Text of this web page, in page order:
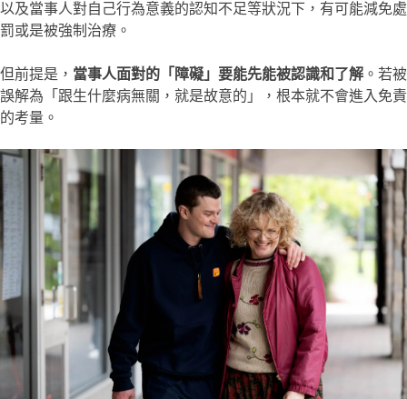
以及當事人對自己行為意義的認知不足等狀況下，有可能減免處
罰或是被強制治療。
但前提是， 當事人面對的「障礙」要能先能被認識和了解 。若被
誤解為「跟生什麼病無關，就是故意的」，根本就不會進入免責
的考量。